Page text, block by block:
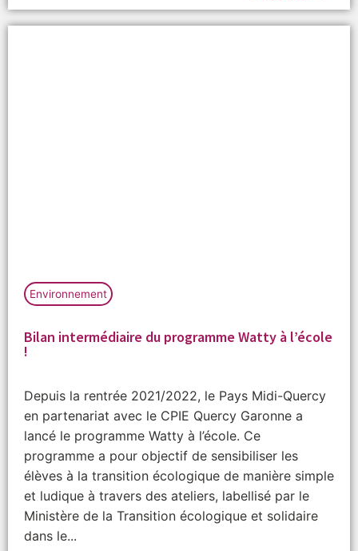
Environnement
Bilan intermédiaire du programme Watty à l’école
!
Depuis la rentrée 2021/2022, le Pays Midi-Quercy
en partenariat avec le CPIE Quercy Garonne a
lancé le programme Watty à l’école. Ce
programme a pour objectif de sensibiliser les
élèves à la transition écologique de manière simple
et ludique à travers des ateliers, labellisé par le
Ministère de la Transition écologique et solidaire
dans le...